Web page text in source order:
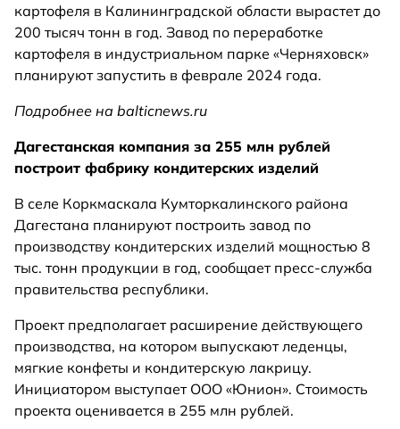
картофеля в Калининградской области вырастет до
200 тысяч тонн в год. Завод по переработке
картофеля в индустриальном парке «Черняховск»
планируют запустить в феврале 2024 года.
Подробнее на balticnews.ru
Дагестанская компания за 255 млн рублей
построит фабрику кондитерских изделий
В селе Коркмаскала Кумторкалинского района
Дагестана планируют построить завод по
производству кондитерских изделий мощностью 8
тыс. тонн продукции в год, сообщает пресс-служба
правительства республики.
Проект предполагает расширение действующего
производства, на котором выпускают леденцы,
мягкие конфеты и кондитерскую лакрицу.
Инициатором выступает ООО «Юнион». Стоимость
проекта оценивается в 255 млн рублей.